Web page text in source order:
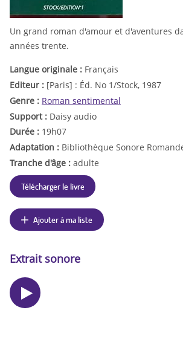
Un grand roman d'amour et d'aventures
années trente.
Langue originale : Français
Editeur : [Paris] : Éd. No 1/Stock, 1987
Genre : Roman sentimental
Support : Daisy audio
Durée : 19h07
Adaptation : Bibliothèque Sonore
Tranche d'âge : adulte
Télécharger le livre
Ajouter à ma liste
Extrait sonore